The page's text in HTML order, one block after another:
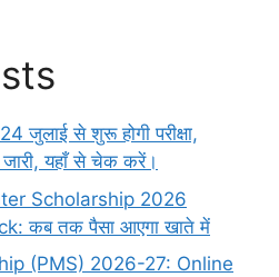
से शुरू होगी परीक्षा,
यहाँ से चेक करें।
Scholarship 2026
कब तक पैसा आएगा खाते में
(PMS) 2026-27: Online